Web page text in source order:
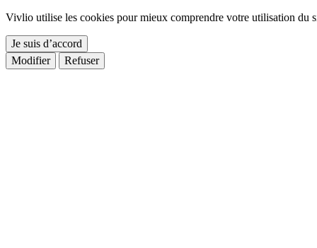
Vivlio utilise les cookies pour mieux comprendre votre utilisation du
Je suis d’accord
Modifier
Refuser